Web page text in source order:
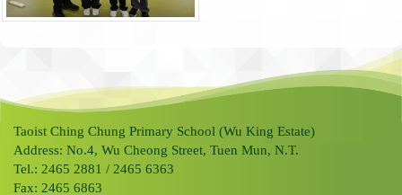
Taoist Ching Chung Primary School (Wu King Estate)
Address: No.4, Wu Cheong Street, Tuen Mun, N.T.
Tel.: 2465 2881 / 2465 6363
Fax: 2465 6863